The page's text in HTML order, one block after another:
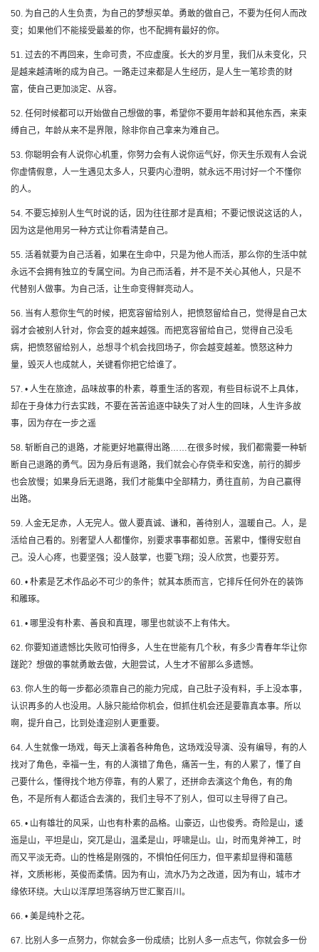
50. 为自己的人生负责，为自己的梦想买单。勇敢的做自己，不要为任何人而改
变；如果他们不能接受最差的你，也不配拥有最好的你。
51. 过去的不再回来，生命可贵，不应虚度。长大的岁月里，我们从未变化，只
是越来越清晰的成为自己。一路走过来都是人生经历，是人生一笔珍贵的财
富，使自己更加淡定、从容。
52. 任何时候都可以开始做自己想做的事，希望你不要用年龄和其他东西，来束
缚自己，年龄从来不是界限，除非你自己拿来为难自己。
53. 你聪明会有人说你心机重，你努力会有人说你运气好，你天生乐观有人会说
你虚情假意，人一生遇见太多人，只要内心澄明，就永远不用讨好一个不懂你
的人。
54. 不要忘掉别人生气时说的话，因为往往那才是真相；不要记恨说这话的人，
因为这是他用另一种方式让你看清楚自己。
55. 活着就要为自己活着，如果在生命中，只是为他人而活，那么你的生活中就
永远不会拥有独立的专属空间。为自己而活着，并不是不关心其他人，只是不
代替别人做事。为自己活，让生命变得鲜亮动人。
56. 当有人惹你生气的时候，把宽容留给别人，把愤怒留给自己，觉得是自己太
弱才会被别人针对，你会变的越来越强。而把宽容留给自己，觉得自己没毛
病，把愤怒留给别人，总想寻个机会找回场子，你会越变越差。愤怒这种力
量，毁灭人也成就人，关键看你把它给谁了。
57. • 人生在旅途，品味故事的朴素，尊重生活的客观，有些目标说不上具体，
却在于身体力行去实践，不要在苦苦追逐中缺失了对人生的回味，人生许多故
事，因为存在一步之遥
58. 斩断自己的退路，才能更好地赢得出路……在很多时候，我们都需要一种斩
断自己退路的勇气。因为身后有退路，我们就会心存侥幸和安逸，前行的脚步
也会放慢；如果身后无退路，我们才能集中全部精力，勇往直前，为自己赢得
出路。
59. 人金无足赤，人无完人。做人要真诚、谦和，善待别人，温暖自己。人，是
活给自己看的。别奢望人人都懂你，别要求事事都如意。苦累中，懂得安慰自
己。没人心疼，也要坚强；没人鼓掌，也要飞翔；没人欣赏，也要芬芳。
60. • 朴素是艺术作品必不可少的条件；就其本质而言，它排斥任何外在的装饰
和雕琢。
61. • 哪里没有朴素、善良和真理，哪里也就谈不上有伟大。
62. 你要知道遗憾比失败可怕得多，人生在世能有几个秋，有多少青春年华让你
蹉跎？想做的事就勇敢去做，大胆尝试，人生才不留那么多遗憾。
63. 你人生的每一步都必须靠自己的能力完成，自己肚子没有料，手上没本事，
认识再多的人也没用。人脉只能给你机会，但抓住机会还是要靠真本事。所以
啊，提升自己，比到处逢迎别人更重要。
64. 人生就像一场戏，每天上演着各种角色，这场戏没导演、没有编导，有的人
找对了角色，幸福一生，有的人演错了角色，痛苦一生，有的人累了，懂了自
己要什么，懂得找个地方停靠，有的人累了，还拼命去演这个角色，有的角
色，不是所有人都适合去演的，我们主导不了别人，但可以主导得了自己。
65. • 山有雄壮的风采，山也有朴素的品格。山豪迈，山也俊秀。奇险是山，逶
迤是山，平坦是山，突兀是山，温柔是山，呼啸是山。山，时而鬼斧神工，时
而又平淡无奇。山的性格是刚强的，不惧怕任何压力，但平素却显得和蔼慈
祥，文质彬彬，英俊而柔情。因为有山，流水乃为之改道，因为有山，城市才
缘依环绕。大山以浑厚坦荡容纳万世汇聚百川。
66. • 美是纯朴之花。
67. 比别人多一点努力，你就会多一份成绩；比别人多一点志气，你就会多一份